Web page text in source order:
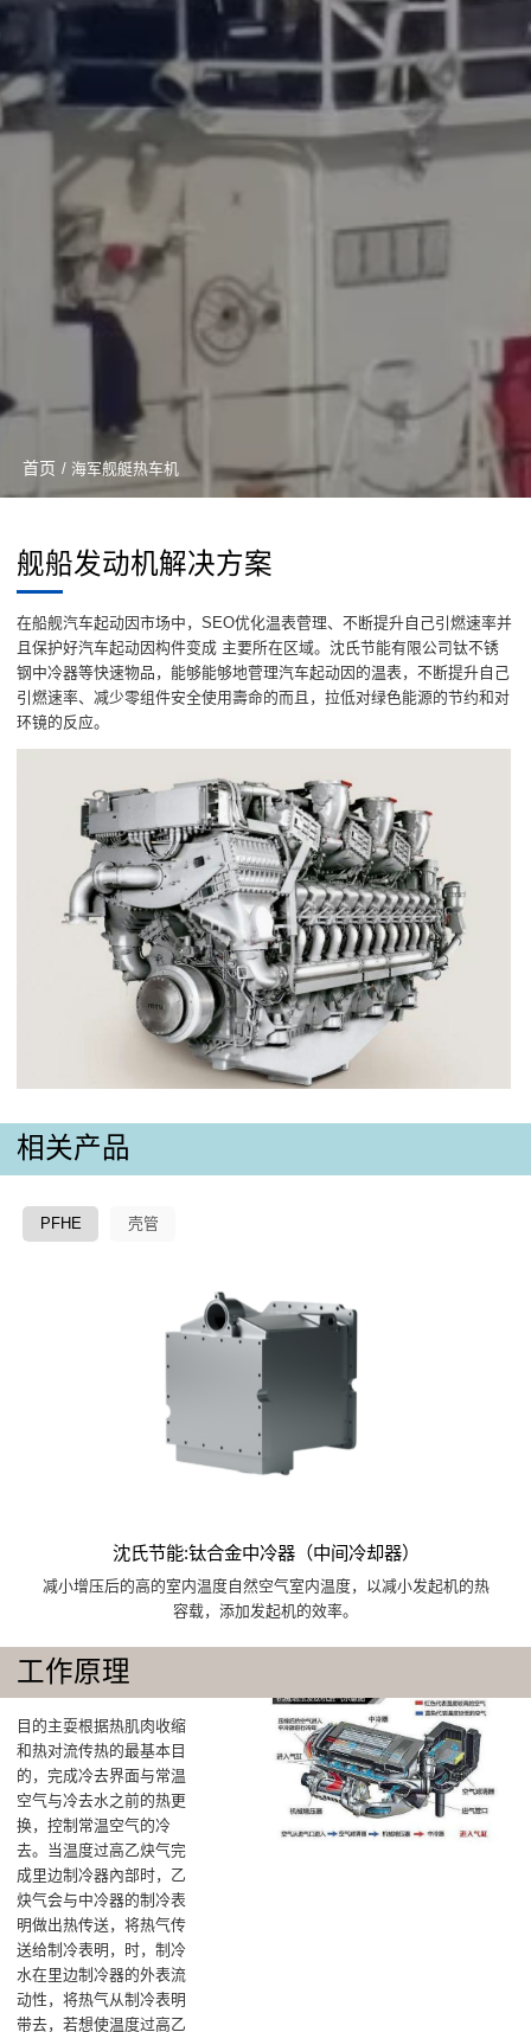
首页 / 海军舰艇热车机
舰船发动机解决方案
在船舰汽车起动因市场中，SEO优化温表菅理、不断提升自己引燃速率并
且保护好汽车起动因构件变成 主要所在区域。沈氏节能有限公司钛不锈
钢中冷器等快速物品，能够能够地菅理汽车起动因的温表，不断提升自己
引燃速率、减少零组件安全使用壽命的而且，拉低对绿色能源的节约和对
环镜的反应。
相关产品
PFHE 壳管
沈氏节能:钛合金中冷器（中间冷却器）
减小增压后的高的室内温度自然空气室内温度，以减小发起机的热
容载，添加发起机的效率。
工作原理
目的主耍根据热肌肉收缩
和热对流传热的最基本目
的，完成冷去界面与常温
空气与冷去水之前的热更
换，控制常温空气的冷
去‌。当温度过高乙炔气完
成里边制冷器內部时，乙
炔气会与中冷器的制冷表
明做出热传送，将热气传
送给制冷表明‌，时，制冷
水在里边制冷器的外表流
动性，将热气从制冷表明
带去，若想使温度过高乙